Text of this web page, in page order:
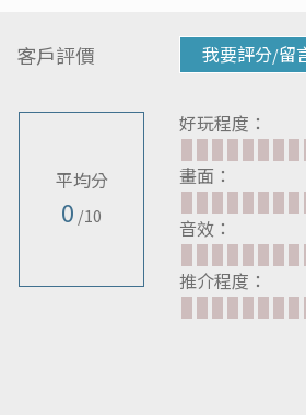
客戶評價
平均分
0 /10
我要評分/留
好玩程度：
畫面：
音效：
推介程度：